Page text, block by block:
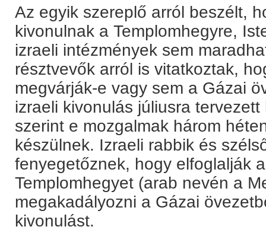
Az egyik szereplő arról beszélt,
kivonulnak a Templomhegyre,
izraeli intézmények sem
résztvevők arról is vitatkoztak,
megvárják-e vagy sem a Gázai
izraeli kivonulás júliusra
szerint e mozgalmak három
készülnek. Izraeli rabbik és
fenyegetőznek, hogy elfoglalják
Templomhegyet (arab nevén a
megakadályozni a Gázai
kivonulást.